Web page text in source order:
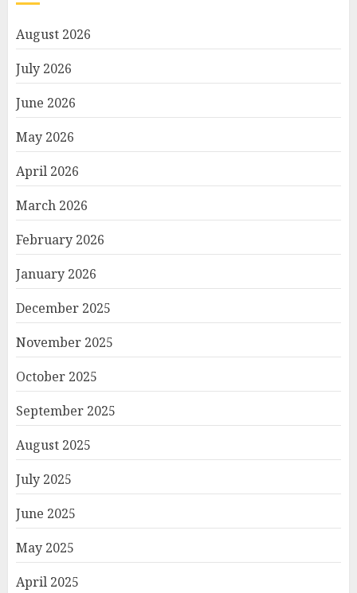
August 2026
July 2026
June 2026
May 2026
April 2026
March 2026
February 2026
January 2026
December 2025
November 2025
October 2025
September 2025
August 2025
July 2025
June 2025
May 2025
April 2025